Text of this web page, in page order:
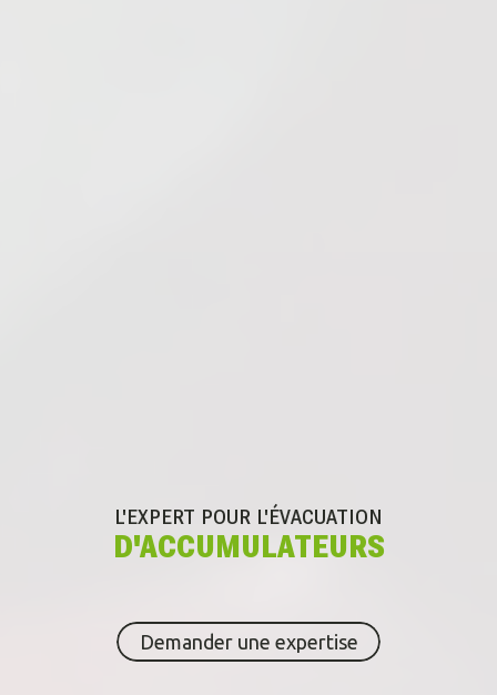
L'EXPERT POUR L'ÉVACUATION
D'ACCUMULATEURS
Demander une expertise